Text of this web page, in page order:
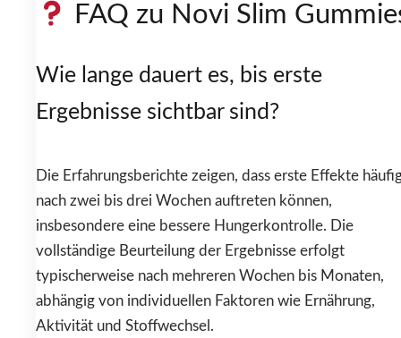
FAQ zu Novi Slim
Wie lange dauert es, bis erste
Ergebnisse sichtbar sind?
Die Erfahrungsberichte zeigen, dass erste Effekte
nach zwei bis drei Wochen auftreten können,
insbesondere eine bessere Hungerkontrolle. Die
vollständige Beurteilung der Ergebnisse erfolgt
typischerweise nach mehreren Wochen bis Monaten,
abhängig von individuellen Faktoren wie Ernährung,
Aktivität und Stoffwechsel.